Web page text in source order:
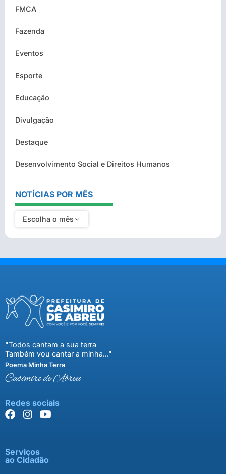
FMCA
Fazenda
Eventos
Esporte
Educação
Divulgação
Destaque
Desenvolvimento Social e Direitos Humanos
NOTÍCIAS POR MÊS
Escolha o mês
"Todos cantam a sua terra
Também vou cantar a minha..."
Poema Minha Terra
Casimiro de Abreu
Redes sociais
Serviços
ao Cidadão